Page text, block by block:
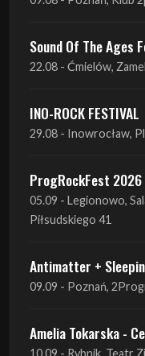
INO-ROCK FESTIVAL
29.08 - Inowrocław,
ProgRockFest 2026
Antimatter +
09.09 - Poznań, 2Progi
Amelia Tokarska -
10.09 - Rybnik, Teatr
Antimatter +